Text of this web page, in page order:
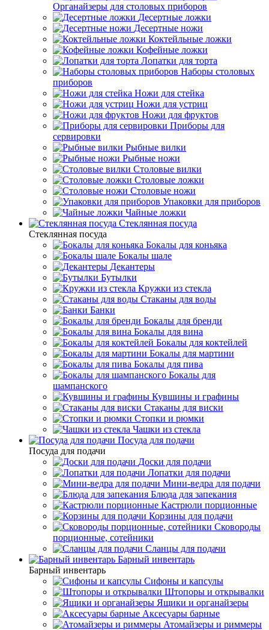
Органайзеры для столовых приборов
Десертные ложки
Десертные ножи
Коктейльные ложки
Кофейные ложки
Лопатки для торта
Наборы столовых
приборов
Ножи для стейка
Ножи для устриц
Ножи для фруктов
Приборы для
сервировки
Рыбные вилки
Рыбные ножи
Столовые вилки
Столовые ложки
Столовые ножи
Упаковки для приборов
Чайные ложки
Стеклянная посуда
Стеклянная посуда
Бокалы для коньяка
Бокалы шале
Декантеры
Бутылки
Кружки из стекла
Стаканы для воды
Банки
Бокалы для бренди
Бокалы для вина
Бокалы для коктейлей
Бокалы для мартини
Бокалы для пива
Бокалы для
шампанского
Кувшины и графины
Стаканы для виски
Стопки и рюмки
Чашки из стекла
Посуда для подачи
Посуда для подачи
Доски для подачи
Лопатки для подачи
Мини-ведра для подачи
Блюда для запекания
Кастрюли порционные
Корзины для подачи
Сковороды
порционные, сотейники
Сланцы для подачи
Барный инвентарь
Барный инвентарь
Сифоны и капсулы
Штопоры и открывалки
Ящики и органайзеры
Аксесуары барные
Атомайзеры и риммеры